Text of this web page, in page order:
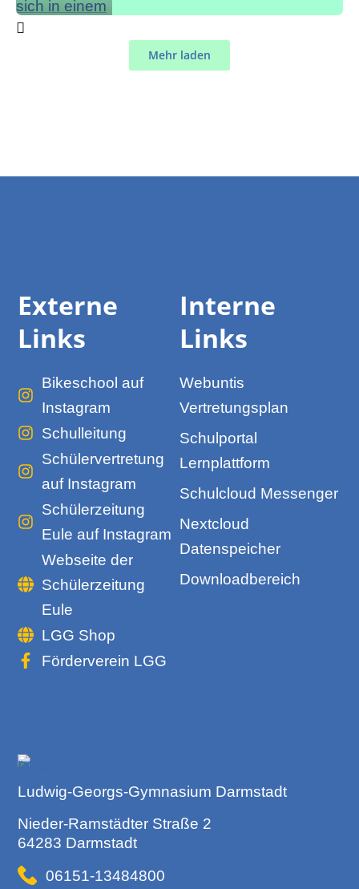
Mehr laden
Ludwig-Georgs-Gymnasium Darmstadt
Nieder-Ramstädter Straße 2
64283 Darmstadt
06151-13484800
Interne
Links
Webuntis
Vertretungsplan
Schulportal
Lernplattform
Schulcloud Messenger
Nextcloud
Datenspeicher
Downloadbereich
Externe
Links
Bikeschool auf
Instagram
Schulleitung
Schülervertretung
auf Instagram
Schülerzeitung
Eule auf Instagram
Webseite der
Schülerzeitung
Eule
LGG Shop
Förderverein LGG